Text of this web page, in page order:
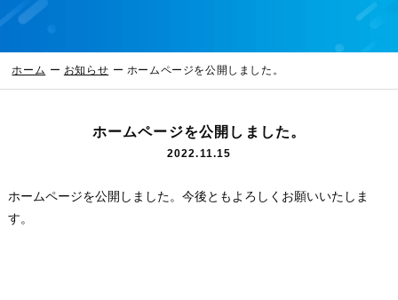
ホーム お知らせ ホームページを公開しました。
ホームページを公開しました。
2022.11.15
ホームページを公開しました。今後ともよろしくお願いいたしま
す。